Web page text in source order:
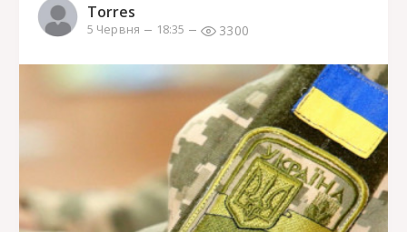
Torres
5 Червня 18:35 3300